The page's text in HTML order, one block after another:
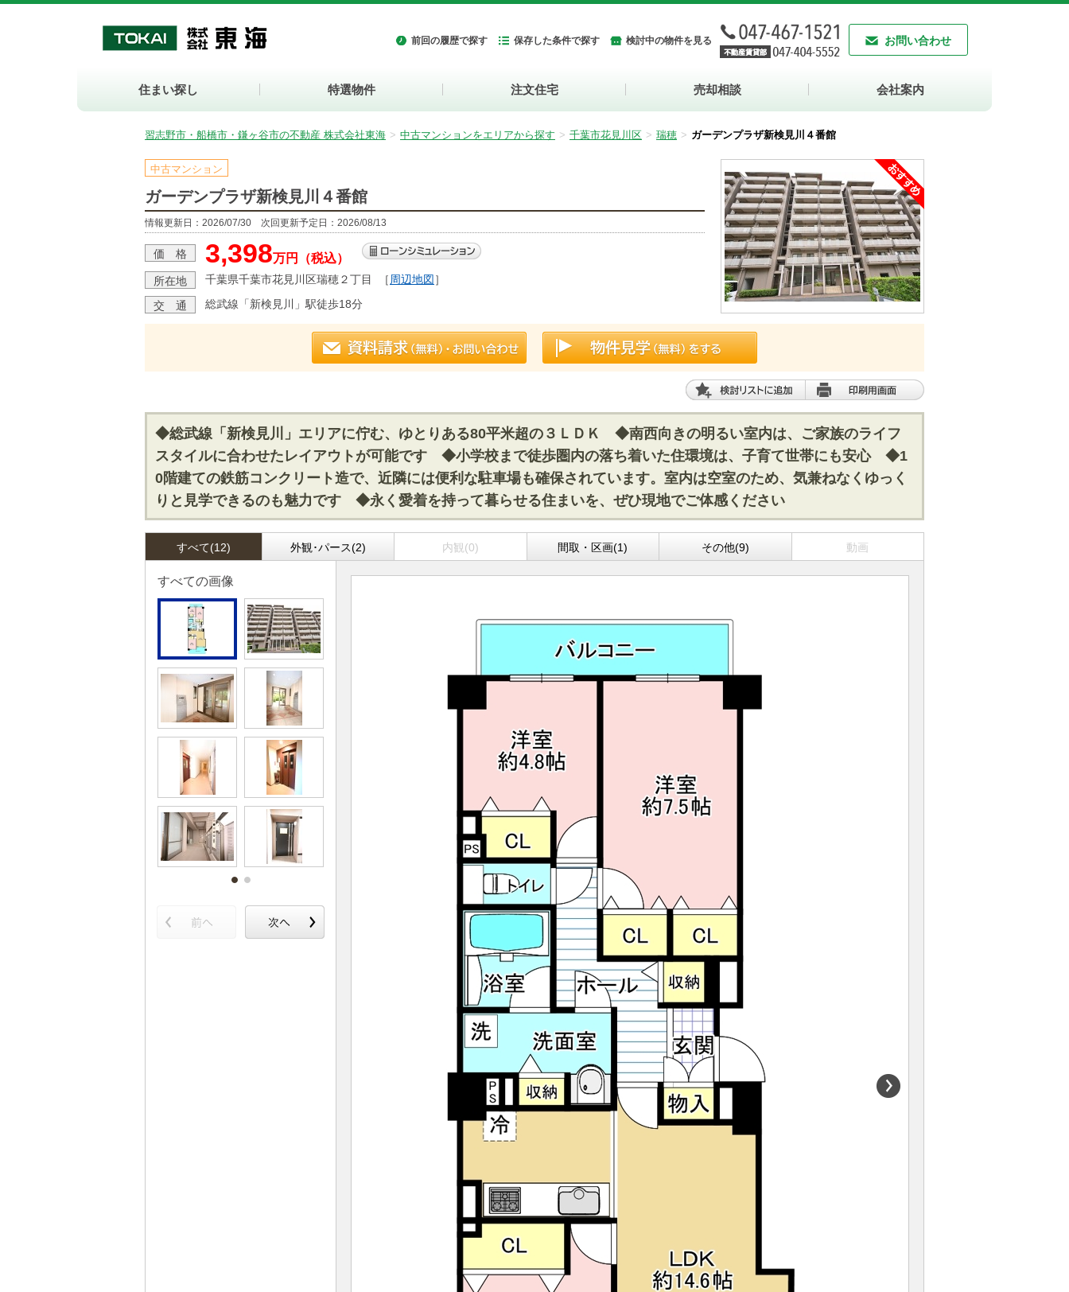
前回の履歴で探す 保存した条件で探す 検討中の物件を見る お問い合わせ
住まい探し 特選物件 注文住宅 売却相談 会社案内
習志野市・船橋市・鎌ヶ谷市の不動産 株式会社東海 中古マンションをエリアから探す 千葉市花見川区 瑞穂 ガーデンプラザ新検見川４番館
中古マンション
ガーデンプラザ新検見川４番館
情報更新日：2026/07/30 次回更新予定日：2026/08/13
価 格 3,398万円（税込）
所在地 千葉県千葉市花見川区瑞穂２丁目 ［周辺地図 ］
交 通 総武線「新検見川」駅徒歩18分
◆総武線「新検見川」エリアに佇む、ゆとりある80平米超の３ＬＤＫ ◆南西向きの明るい室内は、ご家族のライフ
スタイルに合わせたレイアウトが可能です ◆小学校まで徒歩圏内の落ち着いた住環境は、子育て世帯にも安心 ◆1
0階建ての鉄筋コンクリート造で、近隣には便利な駐車場も確保されています。室内は空室のため、気兼ねなくゆっく
りと見学できるのも魅力です ◆永く愛着を持って暮らせる住まいを、ぜひ現地でご体感ください
すべて(12) 外観･パース(2) 内観(0) 間取・区画(1) その他(9) 動画
すべての画像